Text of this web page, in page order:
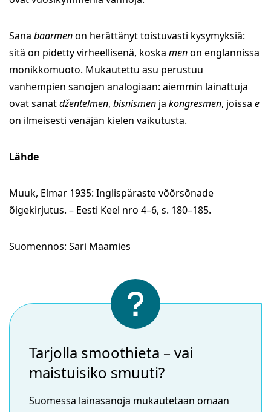
Sana baarmenon herättänyt toistuvasti kysymyksiä:
sitä on pidetty virheellisenä, koska menon englannissa
monikkomuoto. Mukautettu asu perustuu
vanhempien sanojen analogiaan: aiemmin lainattuja
ovat sanatdžentelmen, bisnismen ja kongresmen, joissa e
on ilmeisesti venäjän kielen vaikutusta.
Lähde
Muuk, Elmar 1935: Inglispäraste võõrsõnade
õigekirjutus. – Eesti Keel nro 4–6, s. 180–185.
Suomennos: Sari Maamies
Tarjolla smoothieta – vai
maistuisiko smuuti?
Suomessa lainasanoja mukautetaan omaan